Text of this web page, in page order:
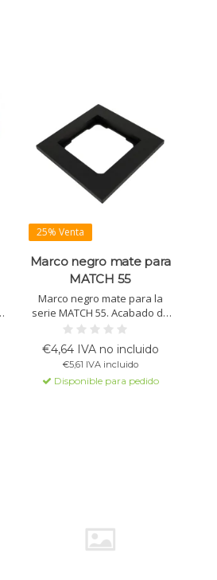
25% Venta
Marco negro mate para
MATCH 55
Marco negro mate para la
serie MATCH 55. Acabado de
alta calidad y diseño
elegante para instalaciones
KNX modernas.
€4,64 IVA no incluido
€5,61 IVA incluido
Disponible para pedido